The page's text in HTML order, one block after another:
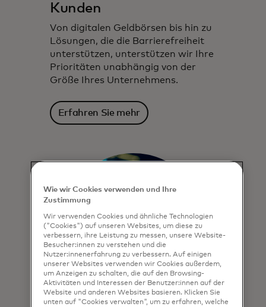
Kunden
Von digitalen Geldbörsen bis hin zu
Lösungen, die die Barrierefreiheit
unterstützen, unterstützen wir Ihre
Prioritäten unabhängig von der
Größe Ihres Unternehmens.
Erfahren Sie mehr
Wie wir Cookies verwenden und Ihre
Zustimmung
Wir verwenden Cookies und ähnliche Technologien
("Cookies") auf unseren Websites, um diese zu
verbessern, ihre Leistung zu messen, unsere Website-
Besucher:innen zu verstehen und die
Nutzer:innenerfahrung zu verbessern. Auf einigen
unserer Websites verwenden wir Cookies außerdem,
um Anzeigen zu schalten, die auf den Browsing-
Aktivitäten und Interessen der Benutzer:innen auf der
Website und anderen Websites basieren. Klicken Sie
unten auf "Cookies verwalten", um zu erfahren, welche